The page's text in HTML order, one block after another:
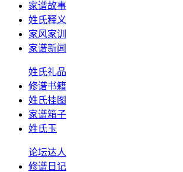
家谱故事
姓氏释义
家风家训
家谱新闻
姓氏礼品
修谱书籍
姓氏挂图
家谱箱子
姓氏玉
论坛达人
修谱日记